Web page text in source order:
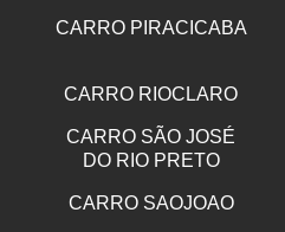
CARRO PIRACICABA
CARRO RIOCLARO
CARRO SÃO JOSÉ
DO RIO PRETO
CARRO SAOJOAO